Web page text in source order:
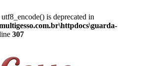
is deprecated in
307